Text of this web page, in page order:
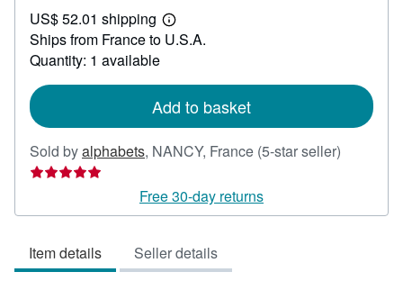
297.60
US$ 52.01 shipping
Learn
more
Ships from France to U.S.A.
Quantity: 1 available
Add to basket
Sold byalphabets, NANCY, France (5-star seller)
out
Free 30-day returns
Item details Seller details